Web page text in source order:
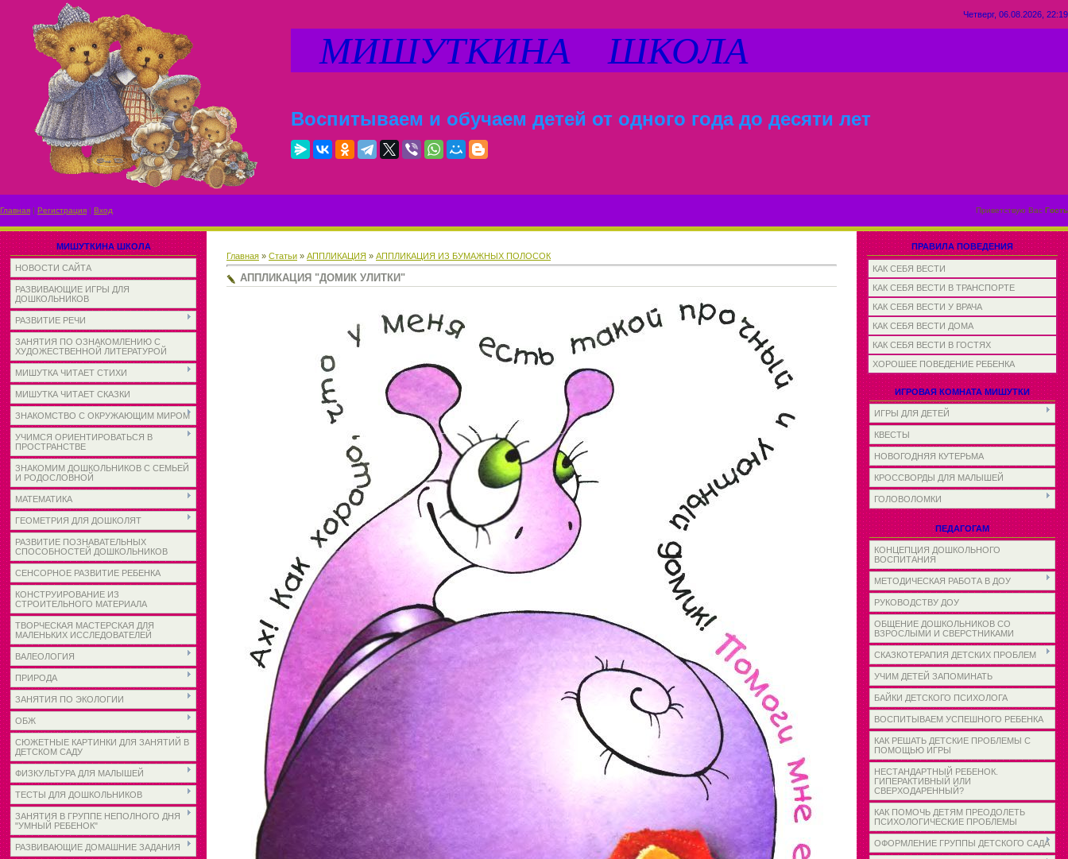
Четверг, 06.08.2026, 22:19
МИШУТКИНА ШКОЛА
Воспитываем и обучаем детей от одного года до десяти лет
Главная | Регистрация | Вход Приветствую Вас Гость
МИШУТКИНА ШКОЛА
НОВОСТИ САЙТА
РАЗВИВАЮЩИЕ ИГРЫ ДЛЯ
ДОШКОЛЬНИКОВ
РАЗВИТИЕ РЕЧИ
ЗАНЯТИЯ ПО ОЗНАКОМЛЕНИЮ С
ХУДОЖЕСТВЕННОЙ ЛИТЕРАТУРОЙ
МИШУТКА ЧИТАЕТ СТИХИ
МИШУТКА ЧИТАЕТ СКАЗКИ
ЗНАКОМСТВО С ОКРУЖАЮЩИМ МИРОМ
УЧИМСЯ ОРИЕНТИРОВАТЬСЯ В
ПРОСТРАНСТВЕ
ЗНАКОМИМ ДОШКОЛЬНИКОВ С СЕМЬЕЙ
И РОДОСЛОВНОЙ
МАТЕМАТИКА
ГЕОМЕТРИЯ ДЛЯ ДОШКОЛЯТ
РАЗВИТИЕ ПОЗНАВАТЕЛЬНЫХ
СПОСОБНОСТЕЙ ДОШКОЛЬНИКОВ
СЕНСОРНОЕ РАЗВИТИЕ РЕБЕНКА
КОНСТРУИРОВАНИЕ ИЗ
СТРОИТЕЛЬНОГО МАТЕРИАЛА
ТВОРЧЕСКАЯ МАСТЕРСКАЯ ДЛЯ
МАЛЕНЬКИХ ИССЛЕДОВАТЕЛЕЙ
ВАЛЕОЛОГИЯ
ПРИРОДА
ЗАНЯТИЯ ПО ЭКОЛОГИИ
ОБЖ
СЮЖЕТНЫЕ КАРТИНКИ ДЛЯ ЗАНЯТИЙ В
ДЕТСКОМ САДУ
ФИЗКУЛЬТУРА ДЛЯ МАЛЫШЕЙ
ТЕСТЫ ДЛЯ ДОШКОЛЬНИКОВ
ЗАНЯТИЯ В ГРУППЕ НЕПОЛНОГО ДНЯ
"УМНЫЙ РЕБЕНОК"
РАЗВИВАЮЩИЕ ДОМАШНИЕ ЗАДАНИЯ
Главная » Статьи » АППЛИКАЦИЯ » АППЛИКАЦИЯ ИЗ БУМАЖНЫХ ПОЛОСОК
АППЛИКАЦИЯ "ДОМИК УЛИТКИ"
ПРАВИЛА ПОВЕДЕНИЯ
КАК СЕБЯ ВЕСТИ
КАК СЕБЯ ВЕСТИ В ТРАНСПОРТЕ
КАК СЕБЯ ВЕСТИ У ВРАЧА
КАК СЕБЯ ВЕСТИ ДОМА
КАК СЕБЯ ВЕСТИ В ГОСТЯХ
ХОРОШЕЕ ПОВЕДЕНИЕ РЕБЕНКА
ИГРОВАЯ КОМНАТА МИШУТКИ
ИГРЫ ДЛЯ ДЕТЕЙ
КВЕСТЫ
НОВОГОДНЯЯ КУТЕРЬМА
КРОССВОРДЫ ДЛЯ МАЛЫШЕЙ
ГОЛОВОЛОМКИ
ПЕДАГОГАМ
КОНЦЕПЦИЯ ДОШКОЛЬНОГО
ВОСПИТАНИЯ
МЕТОДИЧЕСКАЯ РАБОТА В ДОУ
РУКОВОДСТВУ ДОУ
ОБЩЕНИЕ ДОШКОЛЬНИКОВ СО
ВЗРОСЛЫМИ И СВЕРСТНИКАМИ
СКАЗКОТЕРАПИЯ ДЕТСКИХ ПРОБЛЕМ
УЧИМ ДЕТЕЙ ЗАПОМИНАТЬ
БАЙКИ ДЕТСКОГО ПСИХОЛОГА
ВОСПИТЫВАЕМ УСПЕШНОГО РЕБЕНКА
КАК РЕШАТЬ ДЕТСКИЕ ПРОБЛЕМЫ С
ПОМОЩЬЮ ИГРЫ
НЕСТАНДАРТНЫЙ РЕБЕНОК.
ГИПЕРАКТИВНЫЙ ИЛИ
СВЕРХОДАРЕННЫЙ?
КАК ПОМОЧЬ ДЕТЯМ ПРЕОДОЛЕТЬ
ПСИХОЛОГИЧЕСКИЕ ПРОБЛЕМЫ
ОФОРМЛЕНИЕ ГРУППЫ ДЕТСКОГО САДА